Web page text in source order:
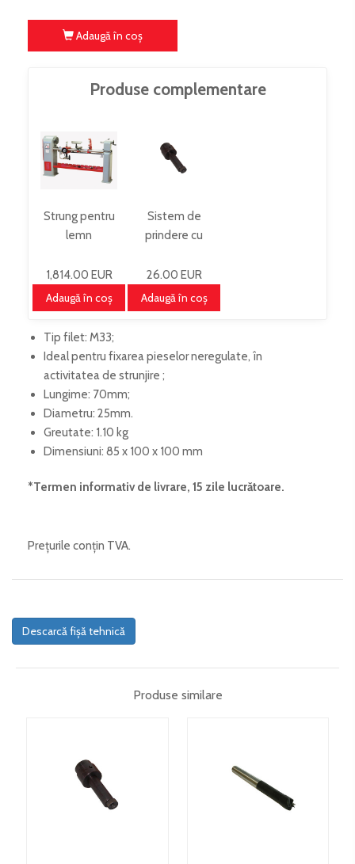
Adaugă în coş
Produse complementare
Strung pentru
lemn
1,814.00 EUR
Adaugă în coş
Sistem de
prindere cu
ES30110
26.00 EUR
Adaugă în coş
Tip filet: M33;
Ideal pentru fixarea pieselor neregulate, în
activitatea de strunjire ;
Lungime: 70mm;
Diametru: 25mm.
Greutate: 1.10 kg
Dimensiuni: 85 x 100 x 100 mm
*Termen informativ de livrare, 15 zile lucrătoare.
Prețurile conțin TVA.
Descarcă fișă tehnică
Produse similare